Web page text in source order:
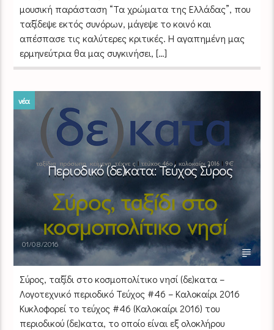
μουσική παράσταση “Τα χρώματα της Ελλάδας”, που
ταξίδεψε εκτός συνόρων, μάγεψε το κοινό και
απέσπασε τις καλύτερες κριτικές. H αγαπημένη μας
ερμηνεύτρια θα μας συγκινήσει, […]
νέα
Περιοδικό (δε)κατα: Τεύχος Σύρος
01/08/2016
Σύρος, ταξίδι στο κοσμοπολίτικο νησί (δε)κατα –
Λογοτεχνικό περιοδικό Τεύχος #46 – Καλοκαίρι 2016
Κυκλοφορεί το τεύχος #46 (Καλοκαίρι 2016) του
περιοδικού (δε)κατα, το οποίο είναι εξ ολοκλήρου